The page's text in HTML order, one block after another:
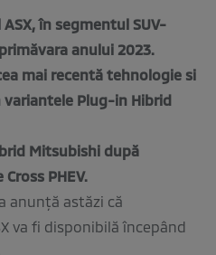
în segmentul SUV-
anului 2023.
mai recentă tehnologie si
Plug-in Hibrid
Mitsubishi după
PHEV.
anunță astăzi că
va fi disponibilă începând